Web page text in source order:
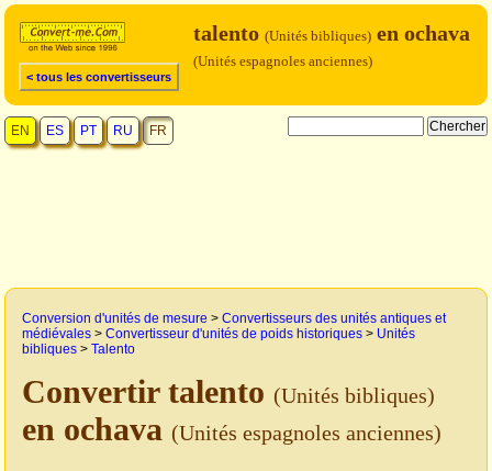
< tous les convertisseurs
talento (Unités bibliques) en ochava
(Unités espagnoles anciennes)
EN ES PT RU FR
Conversion d'unités de mesure > Convertisseurs des unités antiques et
médiévales > Convertisseur d'unités de poids historiques > Unités
bibliques > Talento
Convertir talento (Unités bibliques)
en ochava (Unités espagnoles anciennes)